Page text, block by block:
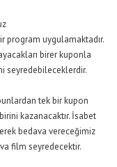
program uygulamaktadır.
birer kuponla
seyredebileceklerdir.
tek bir kupon
kazanacaktır. İsabet
bedava vereceğimiz
film seyredecektir.